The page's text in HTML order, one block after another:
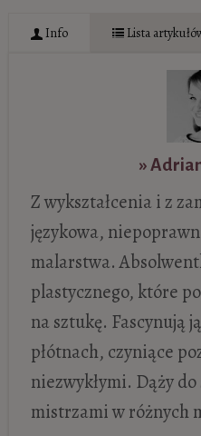
Info Lista
»
Z wykształcenia i z
językowa,
malarstwa.
plastycznego, które
na sztukę. Fascynują
płótnach, czyniące
niezwykłymi. Dąży
mistrzami w różnych